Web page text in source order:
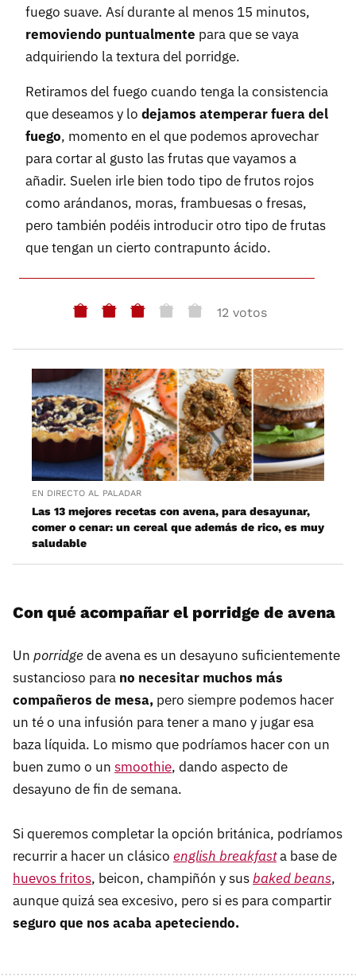
fuego suave. Así durante al menos 15 minutos,
removiendo puntualmente para que se vaya
adquiriendo la textura del porridge.
Retiramos del fuego cuando tenga la consistencia
que deseamos y lo dejamos atemperar fuera del
fuego, momento en el que podemos aprovechar
para cortar al gusto las frutas que vayamos a
añadir. Suelen irle bien todo tipo de frutos rojos
como arándanos, moras, frambuesas o fresas,
pero también podéis introducir otro tipo de frutas
que tengan un cierto contrapunto ácido.
12 votos
EN DIRECTO AL PALADAR
Las 13 mejores recetas con avena, para desayunar,
comer o cenar: un cereal que además de rico, es muy
saludable
Con qué acompañar el porridge de avena
Un porridgede avena es un desayuno suficientemente
sustancioso para no necesitar muchos más
compañeros de mesa, pero siempre podemos hacer
un té o una infusión para tener a mano y jugar esa
baza líquida. Lo mismo que podríamos hacer con un
buen zumo o un smoothie, dando aspecto de
desayuno de fin de semana.
Si queremos completar la opción británica, podríamos
recurrir a hacer un clásico english breakfasta base de
huevos fritos, beicon, champiñón y susbaked beans,
aunque quizá sea excesivo, pero si es para compartir
seguro que nos acaba apeteciendo.